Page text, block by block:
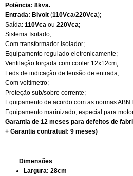
Potência: 8kva.
Entrada: Bivolt (110Vca/220Vca);
Saída: 110Vca ou 220Vca;
Sistema Isolado;
Com transformador isolador;
Equipamento regulado eletronicamente;
Ventilação forçada com cooler 12x12cm;
Leds de indicação de tensão de entrada;
Com voltímetro;
Proteção sub/sobre corrente;
Equipamento de acordo com as normas
Equipamento marinizado, especial para
Garantia de 12 meses para defeitos de
+ Garantia contratual: 9 meses)
Dimensões:
Largura: 28cm